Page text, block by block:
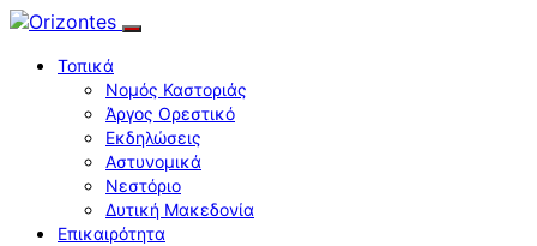
Τοπικά
Νομός Καστοριάς
Άργος Ορεστικό
Εκδηλώσεις
Αστυνομικά
Νεστόριο
Δυτική Μακεδονία
Επικαιρότητα